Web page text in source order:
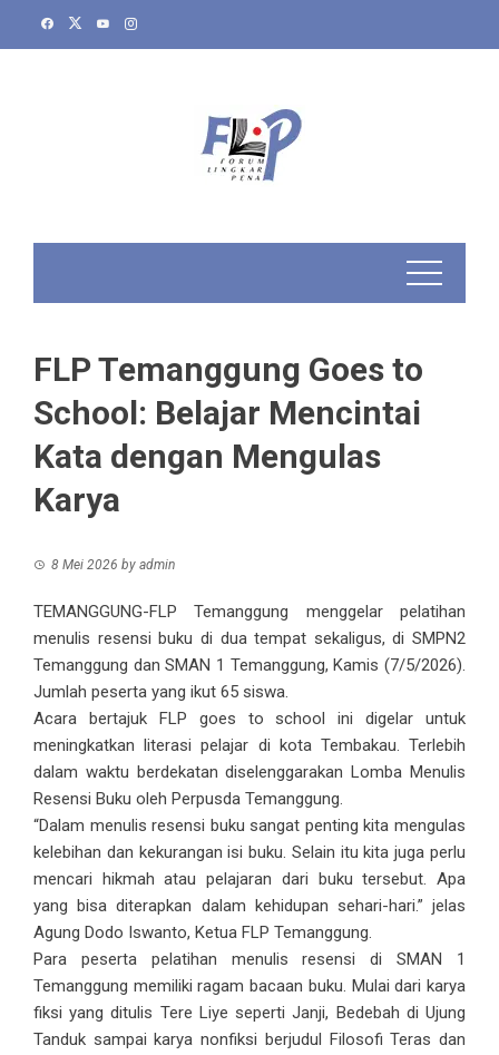
FLP Temanggung Goes to
School: Belajar Mencintai
Kata dengan Mengulas
Karya
8 Mei 2026 by admin
TEMANGGUNG-FLP Temanggung menggelar pelatihan
menulis resensi buku di dua tempat sekaligus, di SMPN2
Temanggung dan SMAN 1 Temanggung, Kamis (7/5/2026).
Jumlah peserta yang ikut 65 siswa.
Acara bertajuk FLP goes to school ini digelar untuk
meningkatkan literasi pelajar di kota Tembakau. Terlebih
dalam waktu berdekatan diselenggarakan Lomba Menulis
Resensi Buku oleh Perpusda Temanggung.
“Dalam menulis resensi buku sangat penting kita mengulas
kelebihan dan kekurangan isi buku. Selain itu kita juga perlu
mencari hikmah atau pelajaran dari buku tersebut. Apa
yang bisa diterapkan dalam kehidupan sehari-hari.” jelas
Agung Dodo Iswanto, Ketua FLP Temanggung.
Para peserta pelatihan menulis resensi di SMAN 1
Temanggung memiliki ragam bacaan buku. Mulai dari karya
fiksi yang ditulis Tere Liye seperti Janji, Bedebah di Ujung
Tanduk sampai karya nonfiksi berjudul Filosofi Teras dan